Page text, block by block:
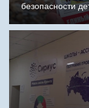
безопасности